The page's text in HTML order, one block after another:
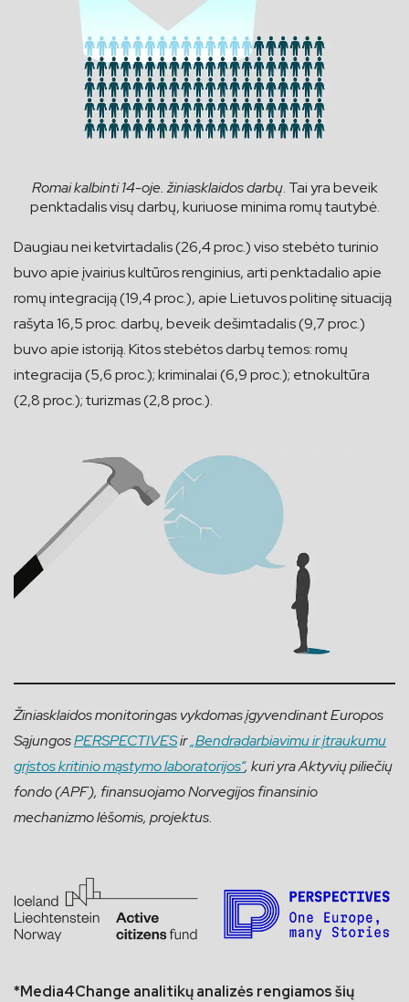
Romai kalbinti 14-oje. žiniasklaidos darbų. Tai yra beveik
penktadalis visų darbų, kuriuose minima romų tautybė.
Daugiau nei ketvirtadalis (26,4 proc.) viso stebėto turinio
buvo apie įvairius kultūros renginius, arti penktadalio apie
romų integraciją (19,4 proc.), apie Lietuvos politinę situaciją
rašyta 16,5 proc. darbų, beveik dešimtadalis (9,7 proc.)
buvo apie istoriją. Kitos stebėtos darbų temos: romų
integracija (5,6 proc.); kriminalai (6,9 proc.); etnokultūra
(2,8 proc.); turizmas (2,8 proc.).
Žiniasklaidos monitoringas vykdomas įgyvendinant Europos
SąjungosPERSPECTIVESir„Bendradarbiavimu ir įtraukumu
grįstos kritinio mąstymo laboratorijos“, kuri yra Aktyvių piliečių
fondo (APF), finansuojamo Norvegijos finansinio
mechanizmo lėšomis, projektus.
*Media4Change analitikų analizės rengiamos šių